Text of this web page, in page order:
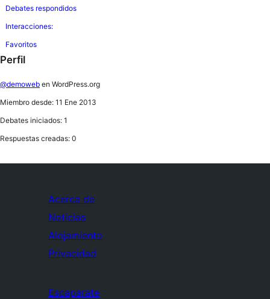
Debates respondidos
Interacciones:
Favoritos
Perfil
@demoweb en WordPress.org
Miembro desde: 11 Ene 2013
Debates iniciados: 1
Respuestas creadas: 0
Acerca de
Noticias
Alojamiento
Privacidad
Escaparate